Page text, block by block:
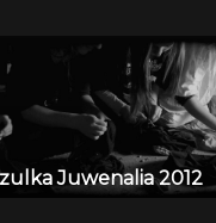
Juwenalia 2012